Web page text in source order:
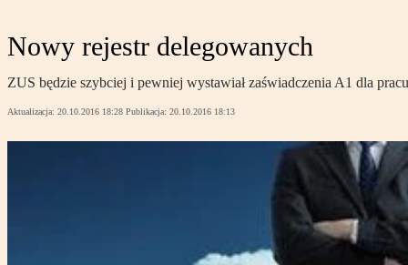
Nowy rejestr delegowanych
ZUS będzie szybciej i pewniej wystawiał zaświadczenia A1 dla
Aktualizacja: 20.10.2016 18:28 Publikacja: 20.10.2016 18:13